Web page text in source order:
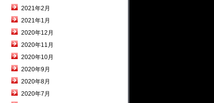
2021年2月
2021年1月
2020年12月
2020年11月
2020年10月
2020年9月
2020年8月
2020年7月